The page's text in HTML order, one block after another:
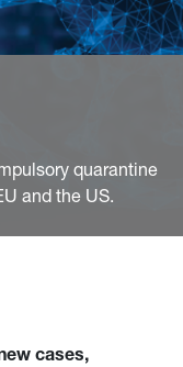
quarantine
and the US.
cases,